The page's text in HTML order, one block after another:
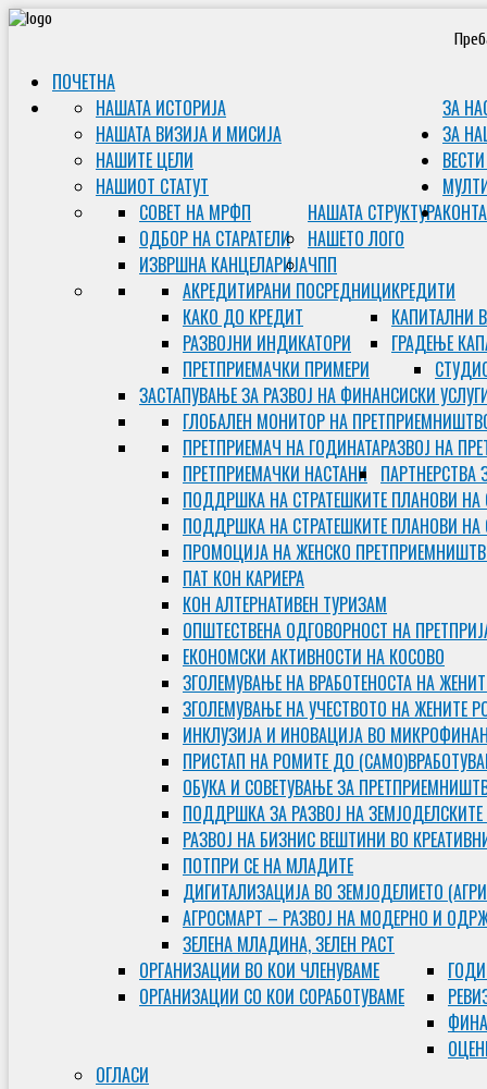
ПОЧЕТНА
ЗА
НАШАТА ИСТОРИЈА
НАШАТА ВИЗИЈА И МИСИЈА
НАШИТЕ ЦЕЛИ
НАШИОТ СТАТУТ
НАШАТА СТРУКТУРА
СОВЕТ НА МРФП
ОДБОР НА СТАРАТЕЛИ
ИЗВРШНА КАНЦЕЛАРИЈА
НАШЕТО ЛОГО
ЧПП
ЗА
КРЕДИТИ
АКРЕДИТИРАНИ ПОСРЕДНИЦИ
КАКО ДО КРЕДИТ
РАЗВОЈНИ ИНДИКАТОРИ
ПРЕТПРИЕМАЧКИ ПРИМЕРИ
КАПИТАЛНИ
ГРАДЕЊЕ
ЗАСТАПУВАЊЕ ЗА РАЗВОЈ НА ФИНАНСИСКИ
ГЛОБАЛЕН МОНИТОР НА
РАЗВОЈ НА
ПРЕТПРИЕМАЧ НА ГОДИНАТА
ПРЕТПРИЕМАЧКИ НАСТАНИ ПАРТНЕРСТВА
ПОДДРШКА НА СТРАТЕШКИТЕ ПЛАНОВИ НА
ПОДДРШКА НА СТРАТЕШКИТЕ ПЛАНОВИ НА
ПРОМОЦИЈА НА ЖЕНСКО
ПАТ КОН КАРИЕРА
КОН АЛТЕРНАТИВЕН ТУРИЗАМ
ОПШТЕСТВЕНА ОДГОВОРНОСТ НА
ЕКОНОМСКИ АКТИВНОСТИ НА КОСОВО
ЗГОЛЕМУВАЊЕ НА ВРАБОТЕНОСТА НА
ЗГОЛЕМУВАЊЕ НА УЧЕСТВОТО НА ЖЕНИТЕ
ИНКЛУЗИЈА И ИНОВАЦИЈА ВО
ПРИСТАП НА РОМИТЕ ДО
ОБУКА И СОВЕТУВАЊЕ ЗА
ПОДДРШКА ЗА РАЗВОЈ НА
РАЗВОЈ НА БИЗНИС ВЕШТИНИ ВО
ПОТПРИ СЕ НА МЛАДИТЕ
ДИГИТАЛИЗАЦИЈА ВО ЗЕМЈОДЕЛИЕТО
АГРОСМАРТ – РАЗВОЈ НА МОДЕРНО И
ЗЕЛЕНА МЛАДИНА, ЗЕЛЕН РАСТ
ОРГAНИЗАЦИИ ВО КОИ ЧЛЕНУВАМЕ
ОРГАНИЗАЦИИ СО КОИ СОРАБОТУВАМЕ
ОГЛАСИ